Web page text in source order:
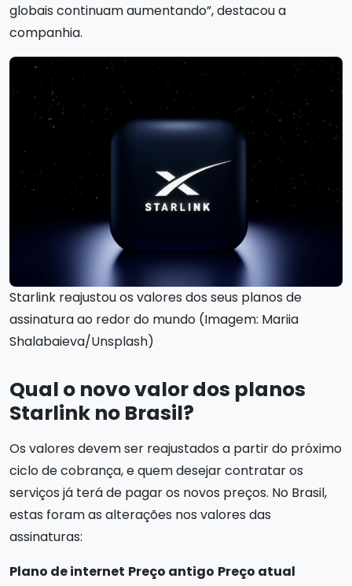
globais continuam aumentando”, destacou a
companhia.
Starlink reajustou os valores dos seus planos de
assinatura ao redor do mundo (Imagem: Mariia
Shalabaieva/Unsplash)
Qual o novo valor dos planos
Starlink no Brasil?
Os valores devem ser reajustados a partir do próximo
ciclo de cobrança, e quem desejar contratar os
serviços já terá de pagar os novos preços. No Brasil,
estas foram as alterações nos valores das
assinaturas:
Plano de internet Preço antigo Preço atual